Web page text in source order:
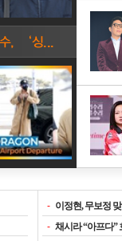
- 이정현, 무보정
- 채시라 “아프다”